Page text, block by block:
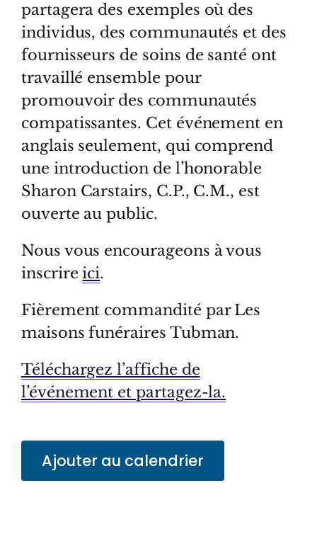
partagera des exemples où des
individus, des communautés et des
fournisseurs de soins de santé ont
travaillé ensemble pour
promouvoir des communautés
compatissantes. Cet événement en
anglais seulement, qui comprend
une introduction de l’honorable
Sharon Carstairs, C.P., C.M., est
ouverte au public.
Nous vous encourageons à vous
inscrireici.
Fièrement commandité par Les
maisons funéraires Tubman.
Téléchargez l’affiche de
l’événement et partagez-la.
Ajouter au calendrier